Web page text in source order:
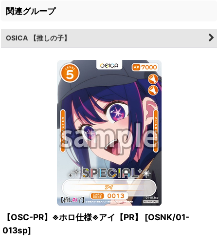
関連グループ
OSICA 【推しの子】
【OSC-PR】※ホロ仕様※アイ【PR】 [OSNK/01-
013sp]